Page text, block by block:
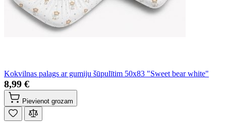
Kokvilnas palags ar gumiju šūpulītim 50x83 "Sweet bear white"
8,99 €
Pievienot grozam